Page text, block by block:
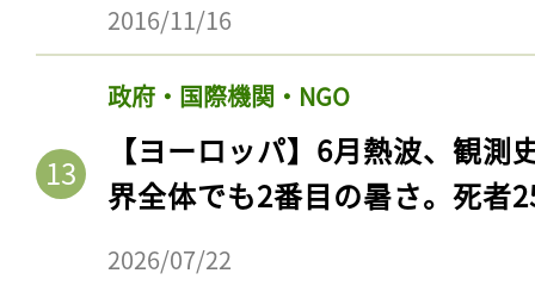
2016/11/16
政府・国際機関・NGO
【ヨーロッパ】6月熱波、観
界全体でも2番目の暑さ。死者
2026/07/22